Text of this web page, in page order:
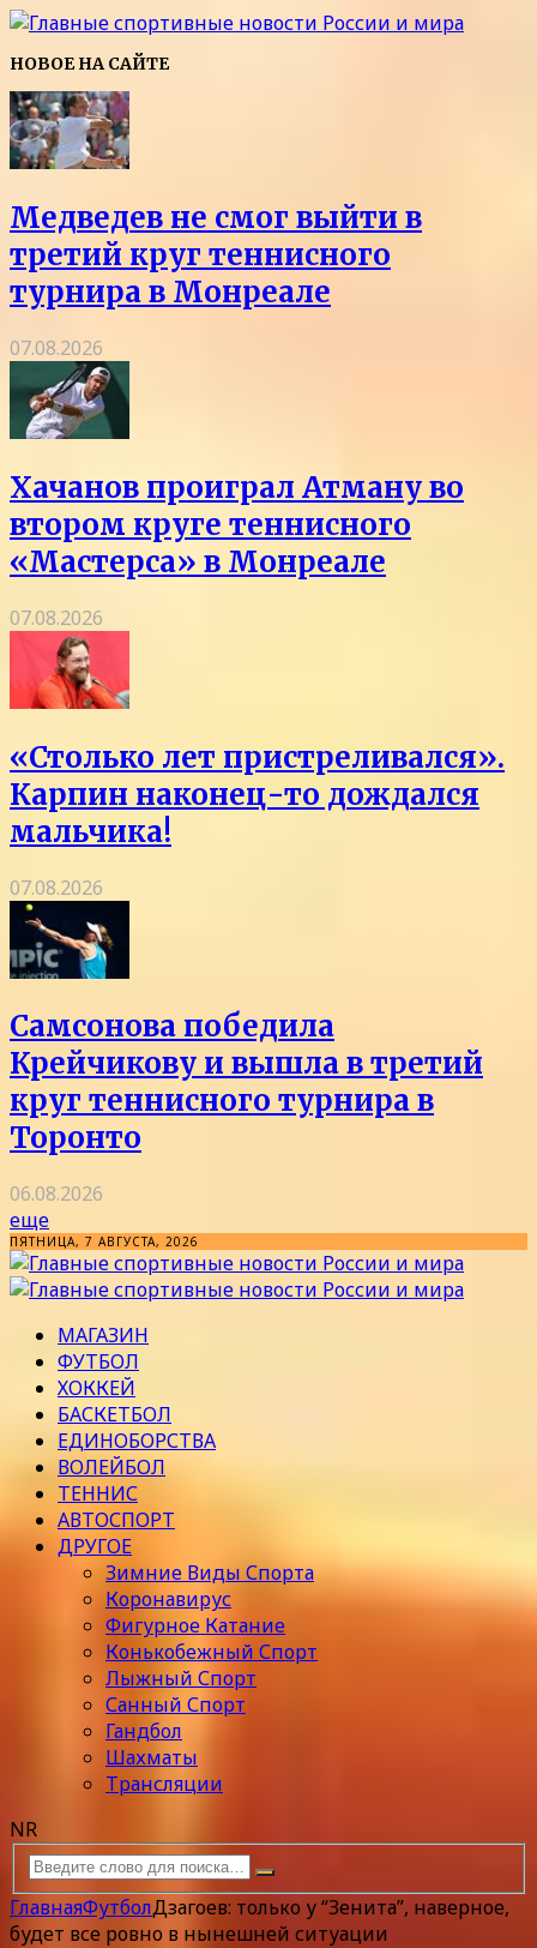
НОВОЕ НА САЙТЕ
Медведев не смог выйти в
третий круг теннисного
турнира в Монреале
07.08.2026
Хачанов проиграл Атману во
втором круге теннисного
«Мастерса» в Монреале
07.08.2026
«Столько лет пристреливался».
Карпин наконец-то дождался
мальчика!
07.08.2026
Самсонова победила
Крейчикову и вышла в третий
круг теннисного турнира в
Торонто
06.08.2026
еще
ПЯТНИЦА, 7 АВГУСТА, 2026
МАГАЗИН
ФУТБОЛ
ХОККЕЙ
БАСКЕТБОЛ
ЕДИНОБОРСТВА
ВОЛЕЙБОЛ
ТЕННИС
АВТОСПОРТ
ДРУГОЕ
Зимние Виды Спорта
Коронавирус
Фигурное Катание
Конькобежный Спорт
Лыжный Спорт
Санный Спорт
Гандбол
Шахматы
Трансляции
NR
ГлавнаяФутболДзагоев: только у “Зенита”, наверное,
будет все ровно в нынешней ситуации